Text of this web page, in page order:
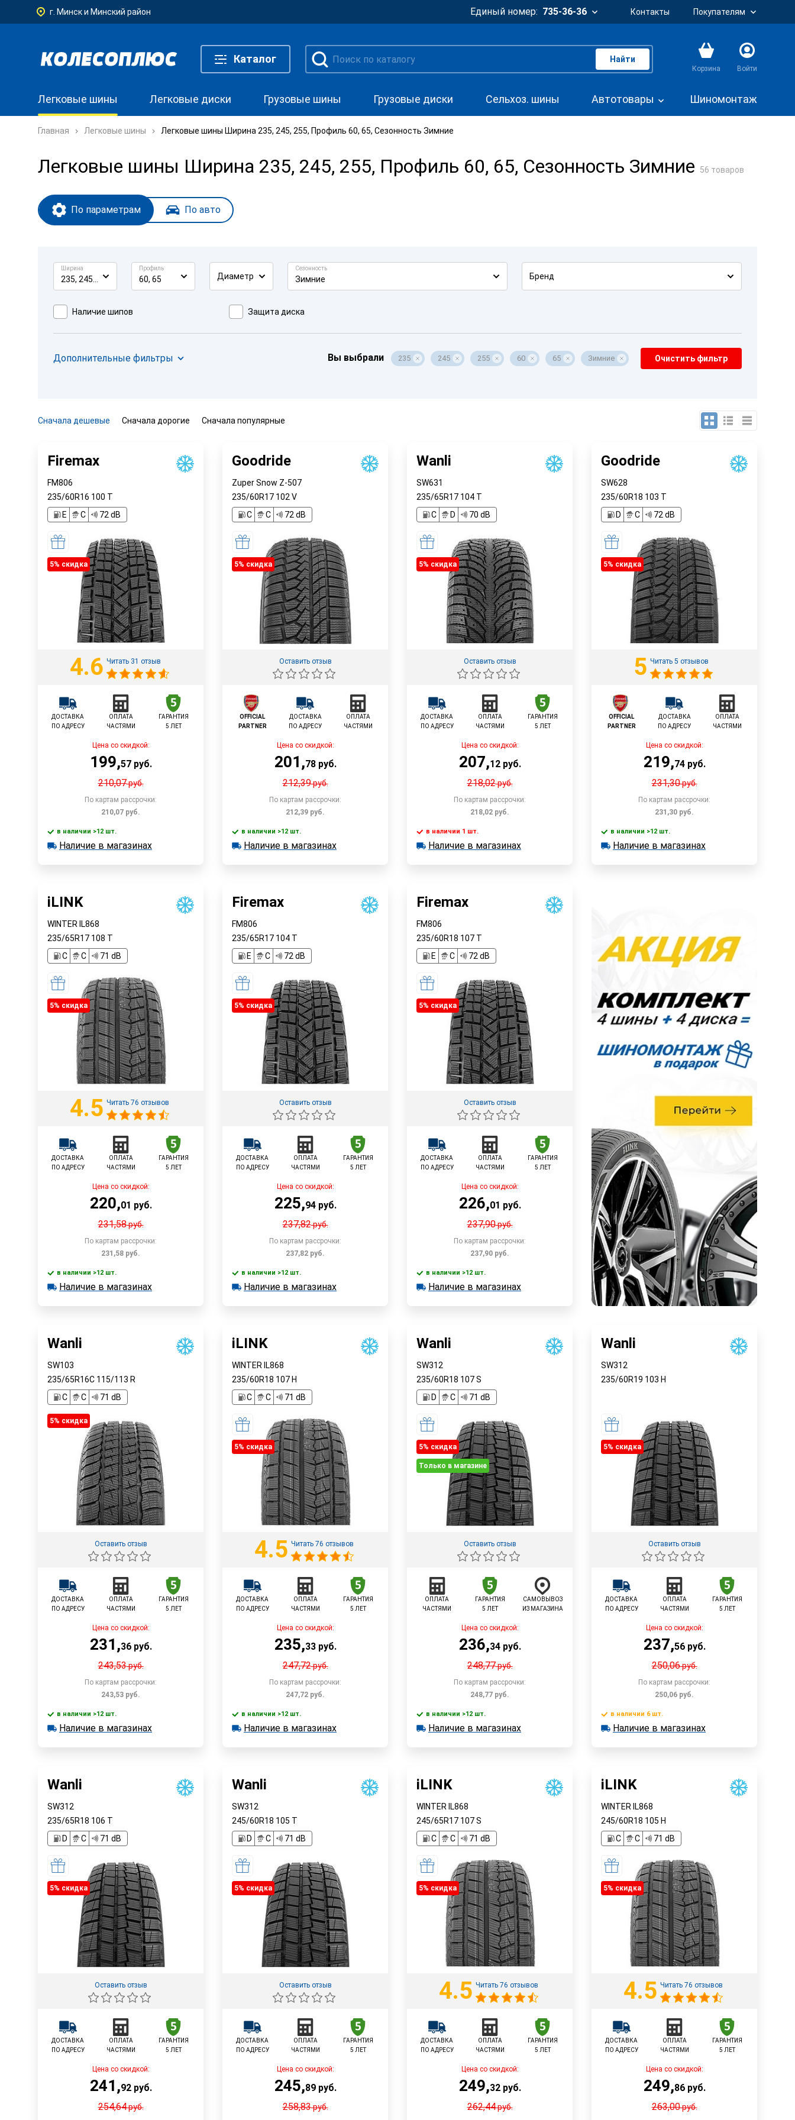
г. Минск и Минский район Единый номер: 735-36-36 Контакты Покупателям
Каталог Найти
Корзина Войти
Легковые шины Легковые диски Грузовые шины Грузовые диски Сельхоз. шины Автотовары Шиномонтаж
Главная Легковые шины Легковые шины Ширина 235, 245, 255, Профиль 60, 65, Сезонность Зимние
Легковые шины Ширина 235, 245, 255, Профиль 60, 65, Сезонность Зимние 56 товаров
По параметрам По авто
Ширина
235, 245, 255
Профиль
60, 65 Диаметр
Сезонность
Зимние Бренд
Наличие шипов Защита диска
Дополнительные фильтры Вы выбрали 235 245 255 60 65 Зимние Очистить фильтр
Сначала дешевые Сначала дорогие Сначала популярные
Firemax
FM806
235/60R16 100 T
E
C 72 dB
5% cкидка
4.6 Читать 31 отзыв
ДОСТАВКА
ПО АДРЕСУ
ОПЛАТА
ЧАСТЯМИ
ГАРАНТИЯ
5 ЛЕТ
Цена со скидкой:
199,57руб.
210,07руб.
По картам рассрочки:
210,07 руб.
В корзину
в наличии >12 шт.
в наличии >12 шт.
Наличие в магазинах
Goodride
Zuper Snow Z-507
235/60R17 102 V
C
C 72 dB
5% cкидка
Оставить отзыв
OFFICIAL
PARTNER
ДОСТАВКА
ПО АДРЕСУ
ОПЛАТА
ЧАСТЯМИ
Цена со скидкой:
201 ,78руб.
212,39руб.
По картам рассрочки:
212,39 руб.
В корзину
в наличии >12 шт.
в наличии >12 шт.
Наличие в магазинах
Wanli
SW631
235/65R17 104 T
C
D 70 dB
5% cкидка
Оставить отзыв
ДОСТАВКА
ПО АДРЕСУ
ОПЛАТА
ЧАСТЯМИ
ГАРАНТИЯ
5 ЛЕТ
Цена со скидкой:
207,12руб.
218,02руб.
По картам рассрочки:
218,02 руб.
В корзину
в наличии 1 шт.
в наличии 1 шт.
Наличие в магазинах
Goodride
SW628
235/60R18 103 T
D
C 72 dB
5% cкидка
5 Читать 5 отзывов
OFFICIAL
PARTNER
ДОСТАВКА
ПО АДРЕСУ
ОПЛАТА
ЧАСТЯМИ
Цена со скидкой:
219,74руб.
231,30руб.
По картам рассрочки:
231,30 руб.
В корзину
в наличии >12 шт.
в наличии >12 шт.
Наличие в магазинах
iLINK
WINTER IL868
235/65R17 108 T
C
C 71 dB
5% cкидка
4.5 Читать 76 отзывов
ДОСТАВКА
ПО АДРЕСУ
ОПЛАТА
ЧАСТЯМИ
ГАРАНТИЯ
5 ЛЕТ
Цена со скидкой:
220,01 руб.
231,58руб.
По картам рассрочки:
231,58 руб.
В корзину
в наличии >12 шт.
в наличии >12 шт.
Наличие в магазинах
Firemax
FM806
235/65R17 104 T
E
C 72 dB
5% cкидка
Оставить отзыв
ДОСТАВКА
ПО АДРЕСУ
ОПЛАТА
ЧАСТЯМИ
ГАРАНТИЯ
5 ЛЕТ
Цена со скидкой:
225,94руб.
237,82руб.
По картам рассрочки:
237,82 руб.
В корзину
в наличии >12 шт.
в наличии >12 шт.
Наличие в магазинах
Firemax
FM806
235/60R18 107 T
E
C 72 dB
5% cкидка
Оставить отзыв
ДОСТАВКА
ПО АДРЕСУ
ОПЛАТА
ЧАСТЯМИ
ГАРАНТИЯ
5 ЛЕТ
Цена со скидкой:
226,01 руб.
237,90руб.
По картам рассрочки:
237,90 руб.
В корзину
в наличии >12 шт.
в наличии >12 шт.
Наличие в магазинах
Wanli
SW103
235/65R16C 115/113 R
C
C 71 dB
5% cкидка
Оставить отзыв
ДОСТАВКА
ПО АДРЕСУ
ОПЛАТА
ЧАСТЯМИ
ГАРАНТИЯ
5 ЛЕТ
Цена со скидкой:
231 ,36руб.
243,53руб.
По картам рассрочки:
243,53 руб.
В корзину
в наличии >12 шт.
в наличии >12 шт.
Наличие в магазинах
iLINK
WINTER IL868
235/60R18 107 H
C
C 71 dB
5% cкидка
4.5 Читать 76 отзывов
ДОСТАВКА
ПО АДРЕСУ
ОПЛАТА
ЧАСТЯМИ
ГАРАНТИЯ
5 ЛЕТ
Цена со скидкой:
235,33руб.
247,72руб.
По картам рассрочки:
247,72 руб.
В корзину
в наличии >12 шт.
в наличии >12 шт.
Наличие в магазинах
Wanli
SW312
235/60R18 107S
D
C 71 dB
5% cкидка
Только в магазине
Оставить отзыв
ОПЛАТА
ЧАСТЯМИ
ГАРАНТИЯ
5 ЛЕТ
САМОВЫВОЗ
ИЗ МАГАЗИНА
Цена со скидкой:
236,34руб.
248,77руб.
По картам рассрочки:
248,77 руб.
Быстрый заказ
в наличии >12 шт.
в наличии >12 шт.
Наличие в магазинах
Wanli
SW312
235/60R19 103 H
5% cкидка
Оставить отзыв
ДОСТАВКА
ПО АДРЕСУ
ОПЛАТА
ЧАСТЯМИ
ГАРАНТИЯ
5 ЛЕТ
Цена со скидкой:
237,56руб.
250,06руб.
По картам рассрочки:
250,06 руб.
В корзину
в наличии 6 шт.
в наличии 6 шт.
Наличие в магазинах
Wanli
SW312
235/65R18 106 T
D
C 71 dB
5% cкидка
Оставить отзыв
ДОСТАВКА
ПО АДРЕСУ
ОПЛАТА
ЧАСТЯМИ
ГАРАНТИЯ
5 ЛЕТ
Цена со скидкой:
241 ,92руб.
254,64руб.
Wanli
SW312
245/60R18 105 T
D
C 71 dB
5% cкидка
Оставить отзыв
ДОСТАВКА
ПО АДРЕСУ
ОПЛАТА
ЧАСТЯМИ
ГАРАНТИЯ
5 ЛЕТ
Цена со скидкой:
245,89руб.
258,83руб.
iLINK
WINTER IL868
245/65R17 107S
C
C 71 dB
5% cкидка
4.5 Читать 76 отзывов
ДОСТАВКА
ПО АДРЕСУ
ОПЛАТА
ЧАСТЯМИ
ГАРАНТИЯ
5 ЛЕТ
Цена со скидкой:
249,32руб.
262,44руб.
iLINK
WINTER IL868
245/60R18 105 H
C
C 71 dB
5% cкидка
4.5 Читать 76 отзывов
ДОСТАВКА
ПО АДРЕСУ
ОПЛАТА
ЧАСТЯМИ
ГАРАНТИЯ
5 ЛЕТ
Цена со скидкой:
249,86руб.
263,00руб.